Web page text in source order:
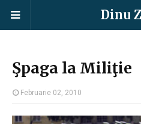
Dinu
Şpaga la Miliţie
Februarie 02, 2010